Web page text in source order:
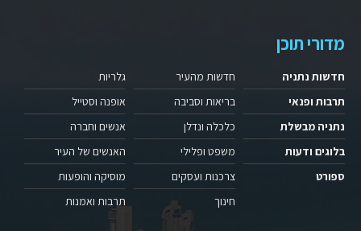
מדורי תוכן
חדשות נתניה
תרבות ופנאי
נתניה מבשלת
בלוגים ודעות
ספורט
חדשות מהעיר
בריאות וסביבה
כלכלה ונדלן
משפט ופלילי
צרכנות ועסקים
חינוך
גלריות
אופנה וסטייל
אנשים וחברה
האנשים של העיר
מוסיקה והופעות
תרבות ואמנות